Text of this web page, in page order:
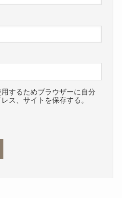
するためブラウザーに自分
ス、サイトを保存する。